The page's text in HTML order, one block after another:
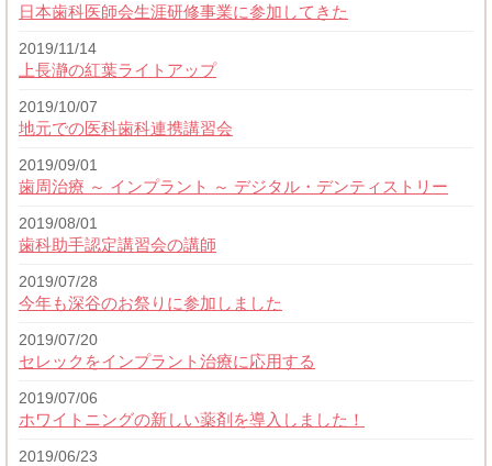
日本歯科医師会生涯研修事業に参加してきた
2019/11/14
上長瀞の紅葉ライトアップ
2019/10/07
地元での医科歯科連携講習会
2019/09/01
歯周治療 ～ インプラント ～ デジタル・デンティストリー
2019/08/01
歯科助手認定講習会の講師
2019/07/28
今年も深谷のお祭りに参加しました
2019/07/20
セレックをインプラント治療に応用する
2019/07/06
ホワイトニングの新しい薬剤を導入しました！
2019/06/23